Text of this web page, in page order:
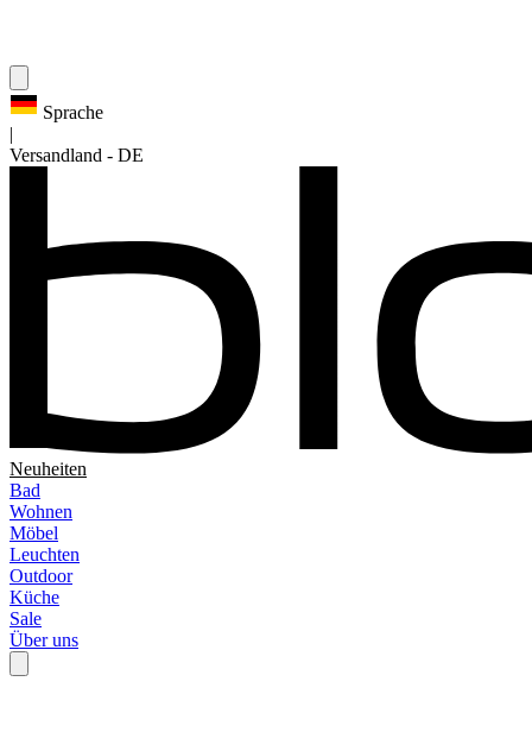
Sprache
Versandland - DE
Neuheiten
Bad
Wohnen
Möbel
Leuchten
Outdoor
Küche
Sale
Über uns